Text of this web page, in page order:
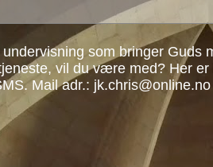
som bringer
vil du være med? Her
Mail adr.: